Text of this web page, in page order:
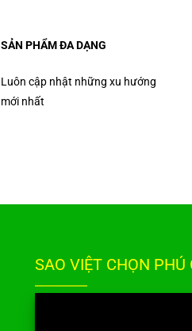
SẢN PHẨM ĐA DẠNG
Luôn cập nhật những xu hướng
mới nhất
SAO VIỆT CHỌN PHÚ